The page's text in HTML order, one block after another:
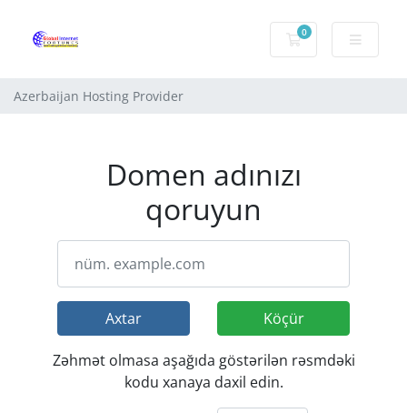
0
Səbət
Azerbaijan Hosting Provider
Domen adınızı
qoruyun
Axtar Köçür
Zəhmət olmasa aşağıda göstərilən rəsmdəki
kodu xanaya daxil edin.